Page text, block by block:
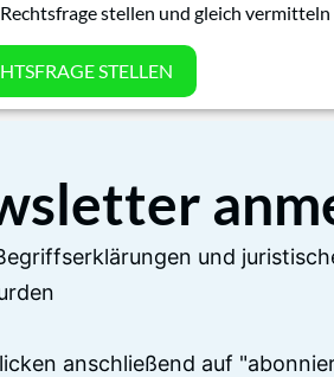
stellen und gleich vermitteln
STELLEN
und
anschließend auf